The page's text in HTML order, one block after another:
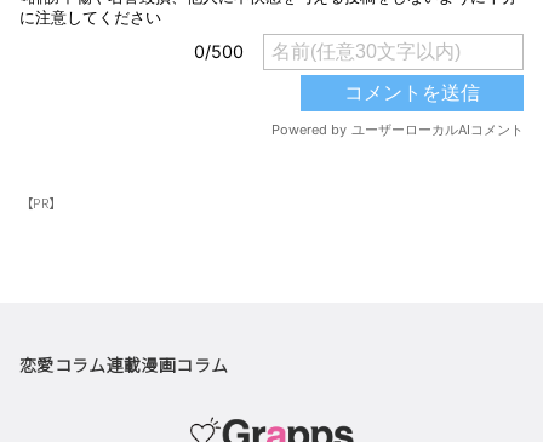
【PR】
恋愛コラム連載漫画コラム